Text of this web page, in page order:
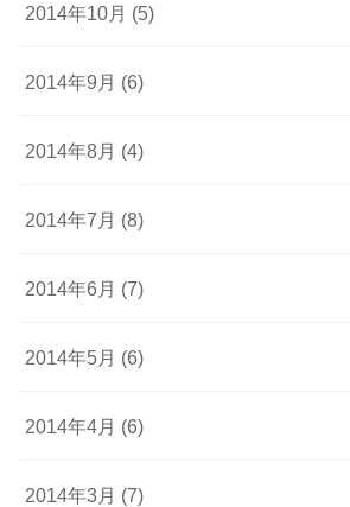
2014年10月 (5)
2014年9月 (6)
2014年8月 (4)
2014年7月 (8)
2014年6月 (7)
2014年5月 (6)
2014年4月 (6)
2014年3月 (7)